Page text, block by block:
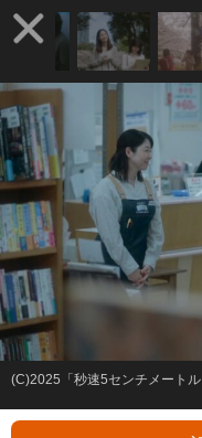
(C)2025「秒速5センチメート